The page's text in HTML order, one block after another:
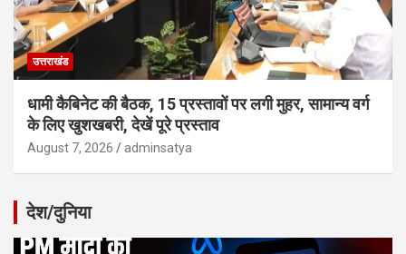
उत्तराखंड
धामी कैबिनेट की बैठक, 15 प्रस्तावों पर लगी मुहर, सामान्य वर्ग
के लिए खुशखबरी, देखें पूरे प्रस्ताव
August 7, 2026 adminsatya
देश/दुनिया